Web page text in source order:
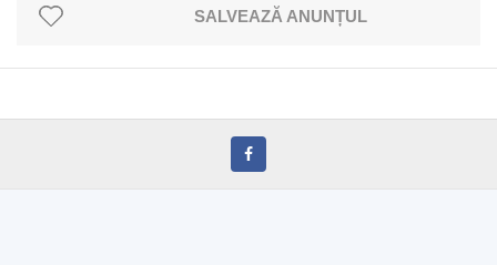
SALVEAZĂ ANUNȚUL